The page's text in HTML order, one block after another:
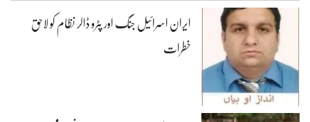
ایران اسرائیل جنگ اور پٹرو ڈالر نظام کو لاحق
خطرات